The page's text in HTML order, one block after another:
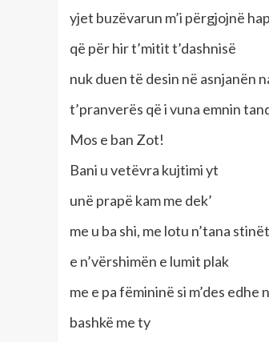
yjet buzëvarun m’i përgjojnë
që për hir t’mitit t’dashnisë
nuk duen të desin në asnjanën
t’pranverës që i vuna emnin
Mos e ban Zot!
Bani u vetëvra kujtimi yt
unë prapë kam me dek’
me u ba shi, me lotu n’tana stinët
e n’vërshimën e lumit plak
me e pa fëmininë si m’des edhe
bashkë me ty